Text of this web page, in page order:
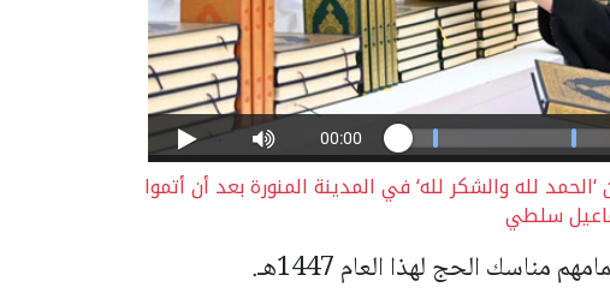
لله والشكر لله‘ في المدينة المنورة بعد أن أتموا
سلطي
مناسك الحج لهذا العام 1447هـ.